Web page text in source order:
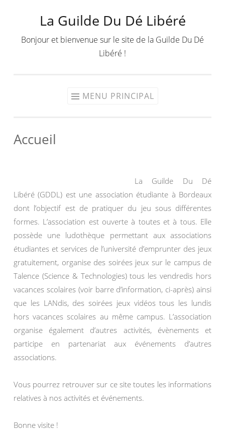
contenu
La Guilde Du Dé Libéré
Bonjour et bienvenue sur le site de la Guilde Du Dé
Libéré !
MENU PRINCIPAL
Accueil
La Guilde Du Dé
Libéré (GDDL) est une association étudiante à Bordeaux
dont l’objectif est de pratiquer du jeu sous différentes
formes. L’association est ouverte à toutes et à tous. Elle
possède une ludothèque permettant aux associations
étudiantes et services de l’université d’emprunter des jeux
gratuitement, organise des soirées jeux sur le campus de
Talence (Science & Technologies) tous les vendredis hors
vacances scolaires (voir barre d’information, ci-après) ainsi
que les LANdis, des soirées jeux vidéos tous les lundis
hors vacances scolaires au même campus. L’association
organise également d’autres activités, évènements et
participe en partenariat aux événements d’autres
associations.
Vous pourrez retrouver sur ce site toutes les informations
relatives à nos activités et événements.
Bonne visite !